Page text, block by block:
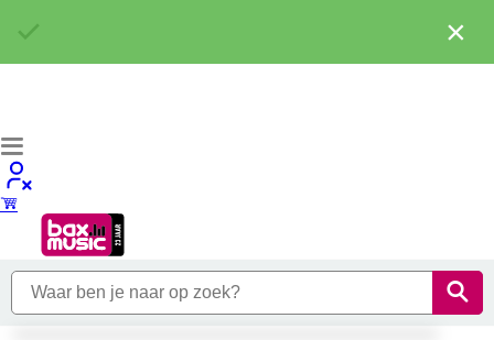
×